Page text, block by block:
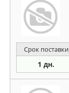
Срок поставки
1 дн.